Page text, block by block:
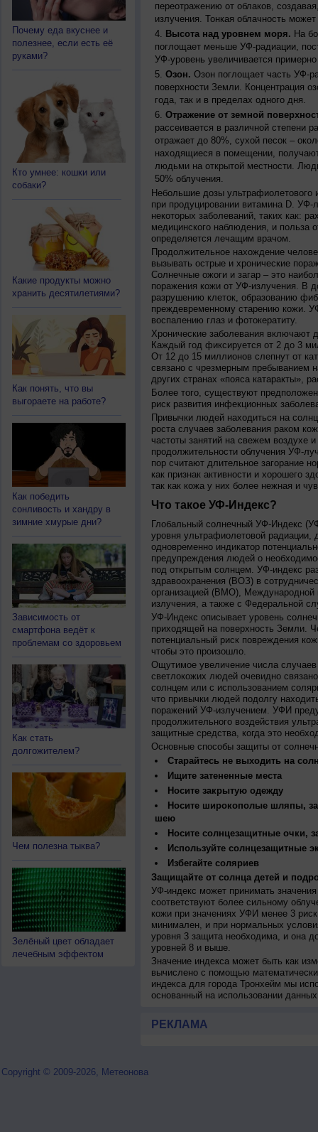
Почему еда вкуснее и
полезнее, если есть её
руками?
Кто умнее: кошки или
собаки?
Какие продукты можно
хранить десятилетиями?
Как понять, что вы
выгораете на работе?
Как победить
сонливость и хандру в
зимние хмурые дни?
Зависимость от
смартфона ведёт к
проблемам со здоровьем
Как стать
долгожителем?
Чем полезна тыква?
Зелёный цвет обладает
лечебным эффектом
переотражению от облаков,
излучения. Тонкая облачность
Высота над уровнем моря. На
поглощает меньше УФ-радиации,
УФ-уровень увеличивается
Озон. Озон поглощает часть УФ-
поверхности Земли. Концентрация
года, так и в пределах одного дня.
Отражение от земной
рассеивается в различной степени
отражает до 80%, сухой песок –
находящиеся в помещении,
людьми на открытой местности.
50% облучения.
Небольшие дозы ультрафиолетового
при продуцировании витамина D.
некоторых заболеваний, таких как:
медицинского наблюдения, и польза
определяется лечащим врачом.
Продолжительное нахождение
вызывать острые и хронические
Солнечные ожоги и загар – это
поражения кожи от УФ-излучения. В
разрушению клеток, образованию
преждевременному старению кожи.
воспалению глаз и фотокератиту.
Хронические заболевания включают
Каждый год фиксируется от 2 до 3
От 12 до 15 миллионов слепнут от
связано с чрезмерным пребыванием
других странах «пояса катаракты»,
Более того, существуют
риск развития инфекционных
Привычки людей находиться на
роста случаев заболевания раком
частоты занятий на свежем воздухе
продолжительности облучения УФ-
пор считают длительное загорание
как признак активности и хорошего
так как кожа у них более нежная и
Что такое УФ-Индекс?
Глобальный солнечный УФ-Индекс
уровня ультрафиолетовой
одновременно индикатор
предупреждения людей о
под открытым солнцем. УФ-индекс
здравоохранения (ВОЗ) в
организацией (ВМО), Международной
излучения, а также с Федеральной
УФ-Индекс описывает уровень
приходящей на поверхность Земли.
потенциальный риск повреждения
чтобы это произошло.
Ощутимое увеличение числа
светлокожих людей очевидно
солнцем или с использованием
что привычки людей подолгу
поражений УФ-излучением. УФИ
продолжительного воздействия
защитные средства, когда это
Основные способы защиты от
Старайтесь не выходить на
Ищите затененные места
Носите закрытую одежду
Носите широкополые шляпы,
шею
Носите солнцезащитные очки,
Используйте солнцезащитные
Избегайте соляриев
Защищайте от солнца детей и
УФ-индекс может принимать
соответствуют более сильному
кожи при значениях УФИ менее 3
минимален, и при нормальных
уровня 3 защита необходима, и она
уровней 8 и выше.
Значение индекса может быть как
вычислено с помощью
индекса для города Тронхейм мы
основанный на использовании
РЕКЛАМА
Copyright © 2009-2026, Метеонова